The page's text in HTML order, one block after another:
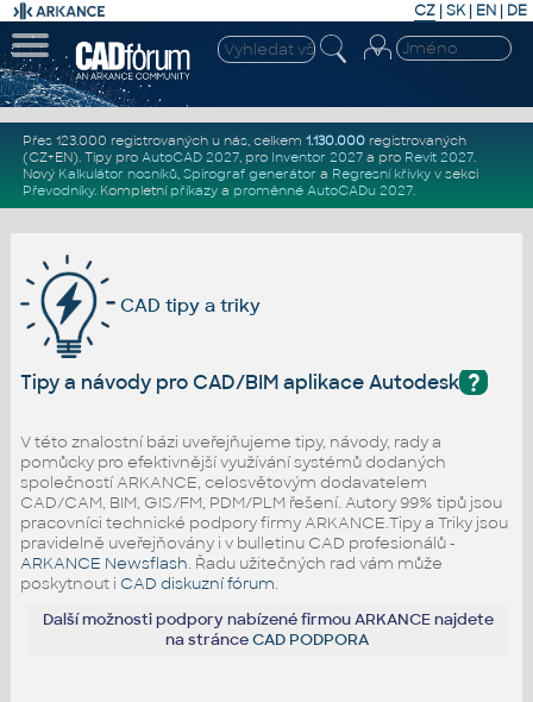
CZ | SK| EN | DE
Přes 123.000 registrovaných u nás, celkem 1.130.000registrovaných
(CZ+EN). Tipy pro AutoCAD 2027, pro Inventor 2027a pro Revit 2027.
Nový Kalkulátor nosníků, Spirograf generátor a Regresní křivkyv sekci
Převodníky. Kompletní příkazya proměnné AutoCADu 2027.
CAD tipy a triky
?
Tipy a návody pro CAD/BIM aplikace Autodesk
V této znalostní bázi uveřejňujeme tipy, návody, rady a
pomůcky pro efektivnější využívání systémů dodaných
společností ARKANCE, celosvětovým dodavatelem
CAD/CAM, BIM, GIS/FM, PDM/PLM řešení. Autory 99% tipů jsou
pracovníci technické podpory firmy ARKANCE.Tipy a Triky jsou
pravidelně uveřejňovány i v bulletinu CAD profesionálů -
ARKANCE Newsflash. Řadu užitečných rad vám může
poskytnout i CAD diskuzní fórum.
Další možnosti podpory nabízené firmou ARKANCE najdete
na stránceCAD PODPORA